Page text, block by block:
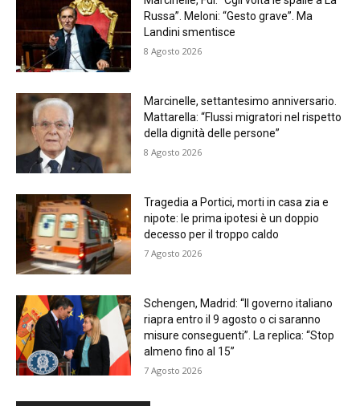
Russa”. Meloni: “Gesto grave”. Ma
Landini smentisce
8 Agosto 2026
Marcinelle, settantesimo anniversario.
Mattarella: “Flussi migratori nel rispetto
della dignità delle persone”
8 Agosto 2026
Tragedia a Portici, morti in casa zia e
nipote: le prima ipotesi è un doppio
decesso per il troppo caldo
7 Agosto 2026
Schengen, Madrid: “Il governo italiano
riapra entro il 9 agosto o ci saranno
misure conseguenti”. La replica: “Stop
almeno fino al 15”
7 Agosto 2026